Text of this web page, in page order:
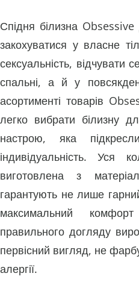
Спідня білизна
закохуватися у власне
сексуальність,
спальні, а й у
асортименті товарів
легко вибрати білизну
настрою, яка
індивідуальність. Уся
виготовлена ​​з
гарантують не лише
максимальний
правильного догляду
первісний вигляд, не
алергії.